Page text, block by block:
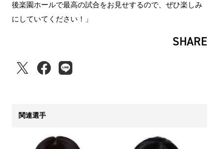
後楽園ホールで最高の試合をお見せするので、ぜひ楽しみ
にしていてください！」
SHARE
関連選手